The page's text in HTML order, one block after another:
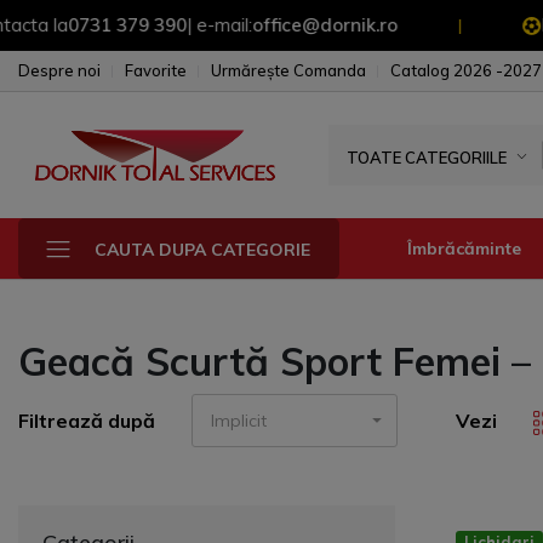
0731 379 390| e-mail:office@dornik.ro |
Despre noi Favorite Urmărește Comanda Catalog 2026 -2027
TOATE CATEGORIILE
CAUTA DUPA CATEGORIE Îmbrăcăminte
Fesuri - sepci -
Manusi
Geacă Scurtă Sport Femei
Filtrează după Implicit Vezi